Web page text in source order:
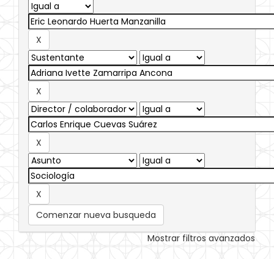
Comenzar nueva busqueda
Mostrar filtros avanzados